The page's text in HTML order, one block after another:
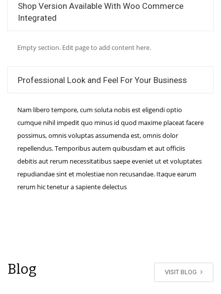
Shop Version Available With Woo Commerce
Integrated
Empty section. Edit page to add content here.
Professional Look and Feel For Your Business
Nam libero tempore, cum soluta nobis est eligendi optio
cumque nihil impedit quo minus id quod maxime placeat facere
possimus, omnis voluptas assumenda est, omnis dolor
repellendus. Temporibus autem quibusdam et aut officiis
debitis aut rerum necessitatibus saepe eveniet ut et voluptates
repudiandae sint et molestiae non recusandae. Itaque earum
rerum hic tenetur a sapiente delectus
Blog VISIT BLOG